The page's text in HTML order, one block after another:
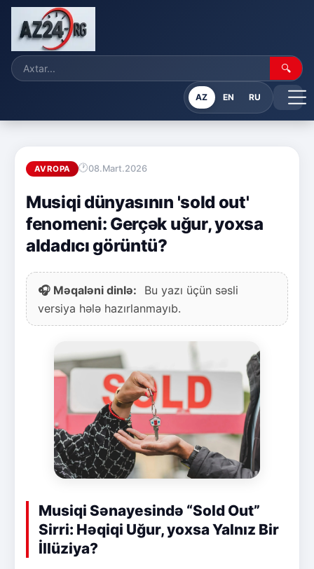
🔍
AZ EN RU
AVROPA 08.Mart.2026
Musiqi dünyasının 'sold out'
fenomeni: Gerçək uğur, yoxsa
aldadıcı görüntü?
🎧 Məqaləni dinlə:
Bu yazı üçün səsli
versiya hələ hazırlanmayıb.
Musiqi Sənayesində “Sold Out”
Sirri: Həqiqi Uğur, yoxsa Yalnız Bir
İllüziya?